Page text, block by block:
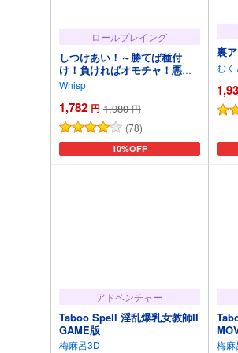
ロールプレイング
しつけあい！～勝てば種付
け！負ければオモチャ！悪魔3
姉妹とガチバトル～
Whisp
1,782 円 1,980 円
(78)
10%OFF
カートに追加
裏
むく
アドベンチャー
Taboo Spell 淫乱爆乳女教師II
GAME版
梅麻呂3D 梅